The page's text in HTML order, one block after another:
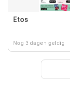
Etos
Nog 3 dagen geldig